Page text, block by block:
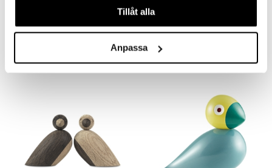
Tillåt alla
Anpassa
KAY BOJESEN
84 €